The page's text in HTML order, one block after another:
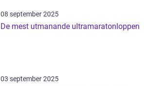
08 september 2025
De mest utmanande ultramaratonloppen
03 september 2025